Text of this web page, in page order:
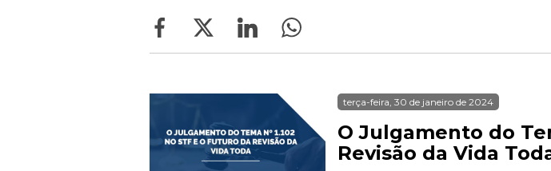
terça-feira, 30 de janeiro de 2024
O Julgamento do
Revisão da Vida